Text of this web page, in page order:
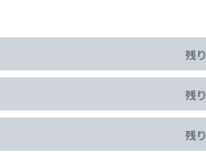
残り
残り
残り